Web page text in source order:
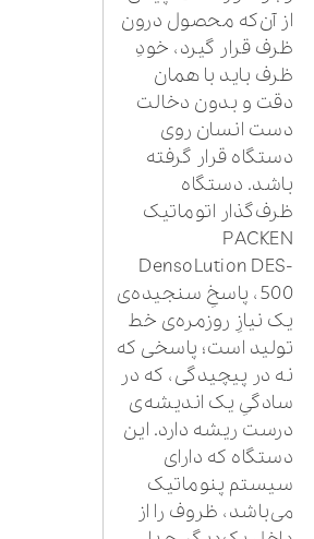
از آن‌که محصول درون
ظرف قرار گیرد، خودِ
ظرف باید با همان
دقت و بدون دخالت
دست انسان روی
دستگاه قرار گرفته
باشد. دستگاه
ظرف‌گذار اتوماتیک
PACKEN
DensoLution DES-
500، پاسخِ سنجیده‌ی
یک نیازِ روزمره‌ی خط
تولید است؛ پاسخی که
نه در پیچیدگی، که در
سادگیِ یک اندیشه‌ی
درست ریشه دارد. این
دستگاه که دارای
سیستم پنوماتیک
می‌باشد، ظروف را از